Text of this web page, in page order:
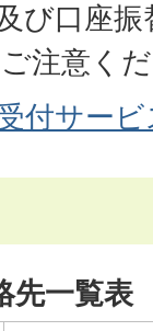
び口座
注意く
付サービ
先一覧表